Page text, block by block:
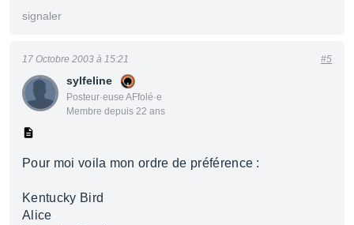
signaler
sylfeline
Posteur·euse AFfolé·e
Membre depuis 22 ans
17 Octobre 2003 à 15:21 #5
Pour moi voila mon ordre de préférence :
Kentucky Bird
Alice